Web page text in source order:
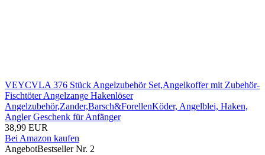
VEYCVLA 376 Stück Angelzubehör Set,Angelkoffer mit Zubehör-
Fischtöter Angelzange Hakenlöser
Angelzubehör,Zander,Barsch&ForellenKöder, Angelblei, Haken,
Angler Geschenk für Anfänger
38,99 EUR
Bei Amazon kaufen
AngebotBestseller Nr. 2